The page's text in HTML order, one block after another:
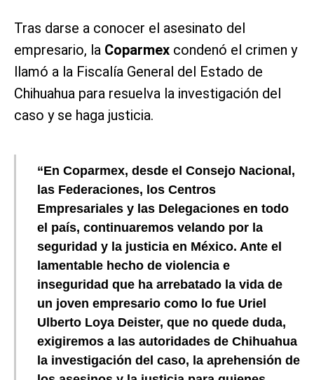
Tras darse a conocer el asesinato del
empresario, la Coparmex condenó el crimen y
llamó a la Fiscalía General del Estado de
Chihuahua para resuelva la investigación del
caso y se haga justicia.
“En Coparmex, desde el Consejo Nacional,
las Federaciones, los Centros
Empresariales y las Delegaciones en todo
el país, continuaremos velando por la
seguridad y la justicia en México. Ante el
lamentable hecho de violencia e
inseguridad que ha arrebatado la vida de
un joven empresario como lo fue Uriel
Ulberto Loya Deister, que no quede duda,
exigiremos a las autoridades de Chihuahua
la investigación del caso, la aprehensión de